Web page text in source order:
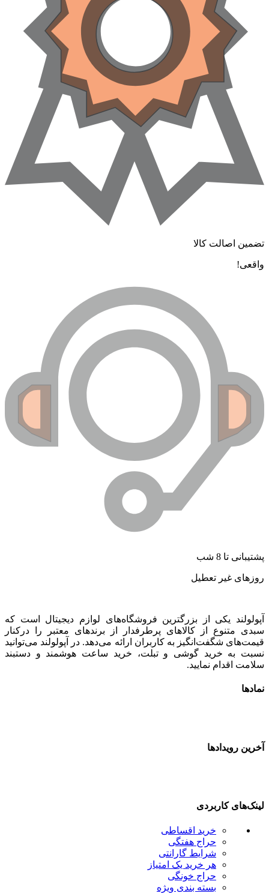
تضمین اصالت کالا
واقعی!
پشتیبانی تا 8 شب
روزهای غیر تعطیل
آپولولند یکی از بزرگترین فروشگاه‌های لوازم دیجیتال است که
سبدی متنوع از کالاهای پرطرفدار از برندهای معتبر را درکنار
قیمت‌های شگفت‌انگیز به کاربران ارائه می‌دهد. در آپولولند می‌توانید
نسبت به خرید گوشی و تبلت، خرید ساعت هوشمند و دستبند
سلامت اقدام نمایید.
نمادها
آخرین رویدادها
لینک‌های کاربردی
خرید اقساطی
حراج هفتگی
شرایط گارانتی
هر خرید یک امتیاز
حراج خونگی
بسته بندی ویژه